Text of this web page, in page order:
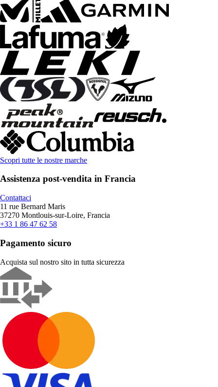
Scopri tutte le nostre marche
Assistenza post-vendita in Francia
Contattaci
11 rue Bernard Maris
37270 Montlouis-sur-Loire, Francia
+33 1 86 47 62 58
Pagamento sicuro
Acquista sul nostro sito in tutta sicurezza